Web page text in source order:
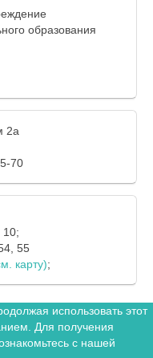
образования
2а
70
55
карту);
использовать этот
Для получения
с нашей